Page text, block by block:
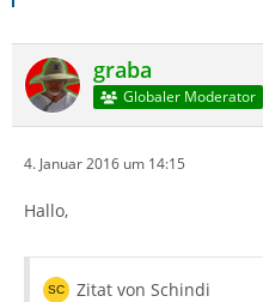
graba
Globaler Moderator
4. Januar 2016 um 14:15
Hallo,
Zitat von Schindi